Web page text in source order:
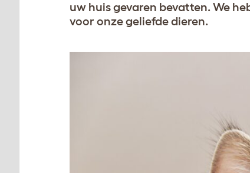
uw huis gevaren bevatten. We
voor onze geliefde dieren.